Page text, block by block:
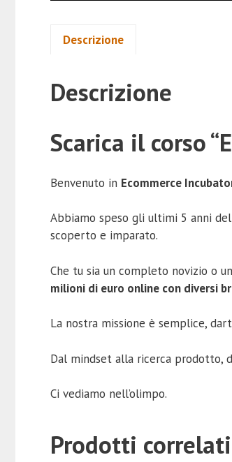
Descrizione
Descrizione
Scarica il corso
Benvenuto in Ecommerce
Abbiamo speso gli ultimi 5 anni
scoperto e imparato.
Che tu sia un completo novizio o
milioni di euro online con diversi
La nostra missione è semplice,
Dal mindset alla ricerca prodotto,
Ci vediamo nell’olimpo.
Prodotti correlati